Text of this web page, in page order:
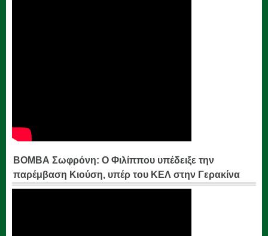
ΒΟΜΒΑ Σωφρόνη: Ο Φιλίππου υπέδειξε την
παρέμβαση Κιούση, υπέρ του ΚΕΛ στην Γερακίνα